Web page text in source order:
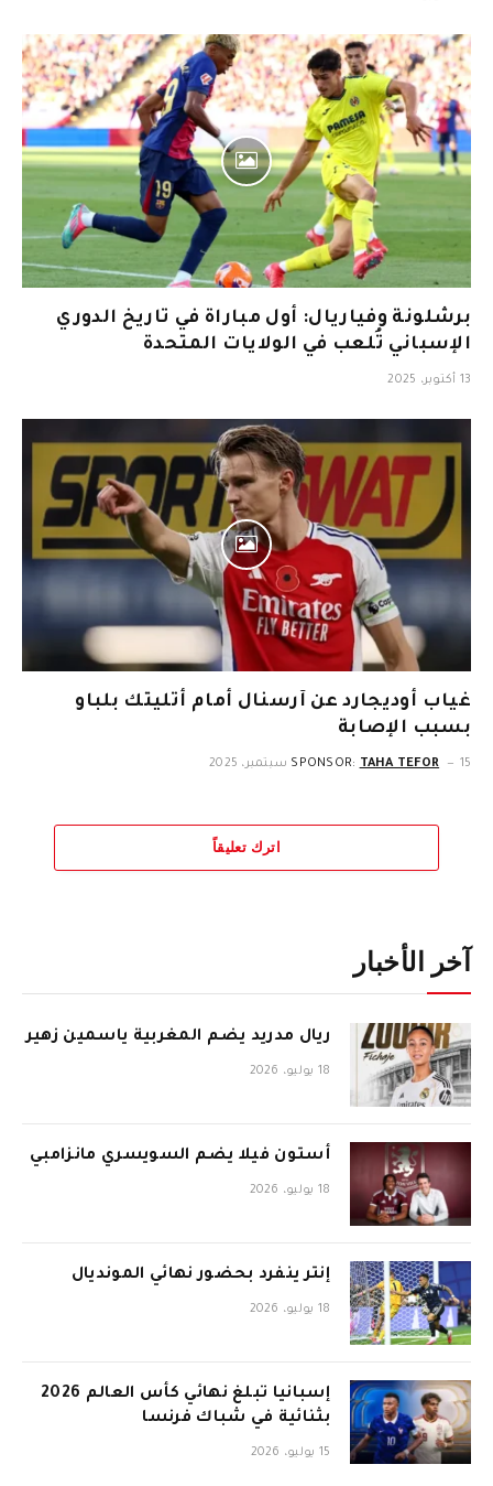
برشلونة وفياريال: أول مباراة في تاريخ الدوري
الإسباني تُلعب في الولايات المتحدة
13 أكتوبر، 2025
غياب أوديجارد عن آرسنال أمام أتليتك بلباو
بسبب الإصابة
SPONSOR: TAHA TEFOR 15 سبتمبر، 2025
اترك تعليقاً
آخر الأخبار
ريال مدريد يضم المغربية ياسمين زهير
18 يوليو، 2026
أستون فيلا يضم السويسري مانزامبي
18 يوليو، 2026
إنتر ينفرد بحضور نهائي المونديال
18 يوليو، 2026
إسبانيا تبلغ نهائي كأس العالم 2026
بثنائية في شباك فرنسا
15 يوليو، 2026